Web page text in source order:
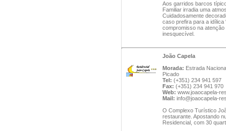
Aos garridos barcos
Familiar irradia uma
Cuidadosamente
caso prefira para a idílica
compromisso na
inesquecível.
João Capela
Morada: Estrada
Picado
Tel: (+351) 234 941 597
Fax: (+351) 234 941 970
Web: www.joaocapela-
Mail: info@joaocapela-
O Complexo Turístico
restaurante. Apostando
Residencial, com 30